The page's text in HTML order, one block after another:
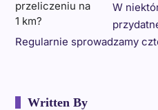
W
Regularnie sprowadzamy
Written By